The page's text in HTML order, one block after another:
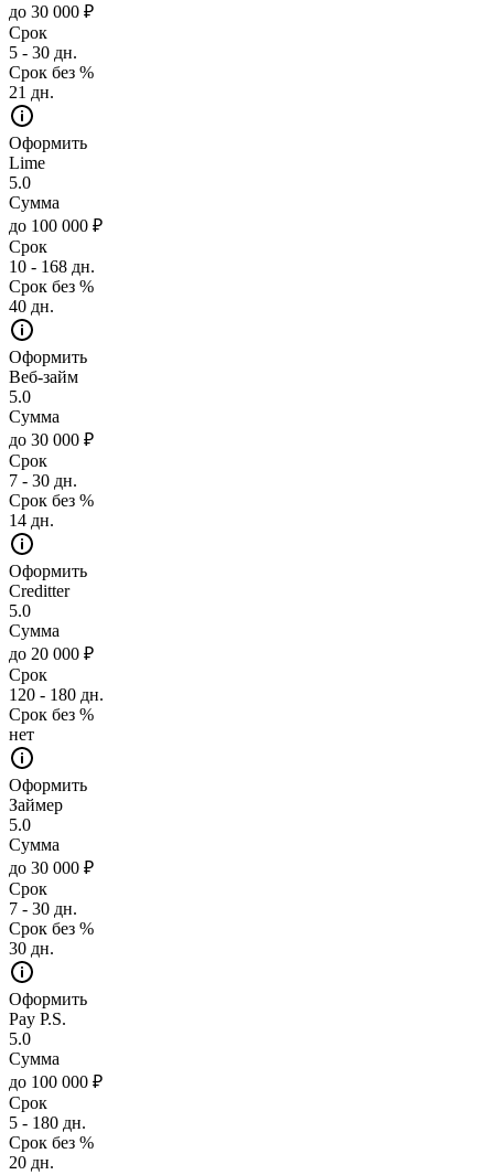
до 30 000 ₽
Срок
5 - 30 дн.
Срок без %
21 дн.
Оформить
Lime
5.0
Сумма
до 100 000 ₽
Срок
10 - 168 дн.
Срок без %
40 дн.
Оформить
Веб-займ
5.0
Сумма
до 30 000 ₽
Срок
7 - 30 дн.
Срок без %
14 дн.
Оформить
Creditter
5.0
Сумма
до 20 000 ₽
Срок
120 - 180 дн.
Срок без %
нет
Оформить
Займер
5.0
Сумма
до 30 000 ₽
Срок
7 - 30 дн.
Срок без %
30 дн.
Оформить
Pay P.S.
5.0
Сумма
до 100 000 ₽
Срок
5 - 180 дн.
Срок без %
20 дн.